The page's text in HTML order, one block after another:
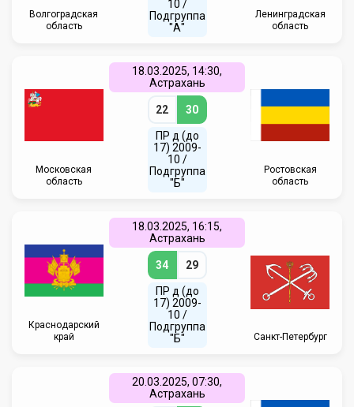
Волгоградская
область
10 /
Подгруппа
"А"
Ленинградская
область
Московская
область
18.03.2025, 14:30,
Астрахань
22 30
ПР д (до
17) 2009-
10 /
Подгруппа
"Б"
Ростовская
область
Краснодарский
край
18.03.2025, 16:15,
Астрахань
34 29
ПР д (до
17) 2009-
10 /
Подгруппа
"Б"
Санкт-Петербург
20.03.2025, 07:30,
Астрахань